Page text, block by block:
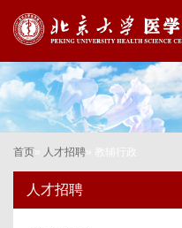
首页 人才招聘 » 教辅行政
人才招聘